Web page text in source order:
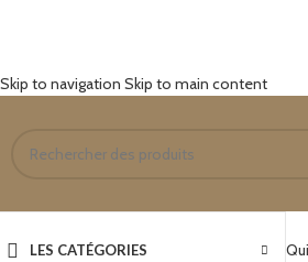
Skip to navigation Skip to main content
LES CATÉGORIES